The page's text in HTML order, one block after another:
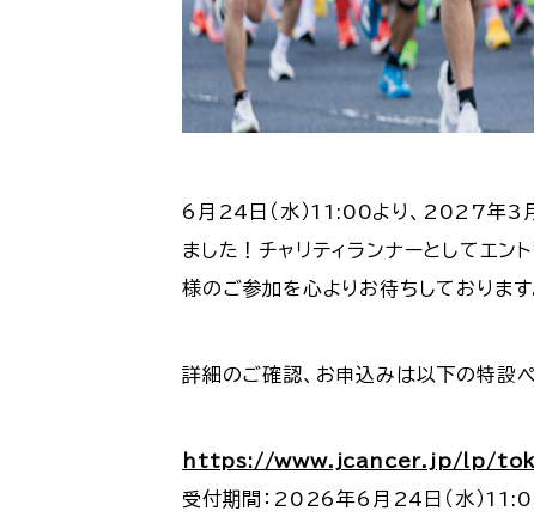
6月24日（水）11:00より、2027年3月
ました！チャリティランナーとしてエン
様のご参加を心よりお待ちしております
詳細のご確認、お申込みは以下の特設
https://www.jcancer.jp/lp/
受付期間：2026年6月24日（水）